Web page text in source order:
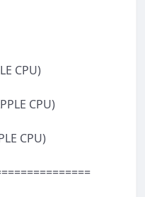
CPU)
CPU)
CPU)